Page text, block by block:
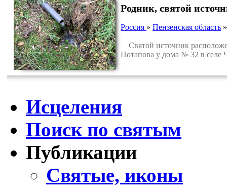
Родник, святой
Россия »Пензенская область
Святой источник
Потапова у дома № 32 в селе
Исцеления
Поиск по святым
Публикации
Святые, иконы